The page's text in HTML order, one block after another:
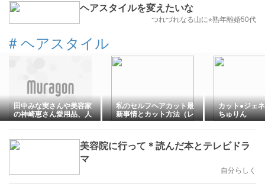
ヘアスタイルを変えたいな
つれづれなる山に⭐︎熟年離婚50代
# ヘアスタイル
田中みな実さんや美容家
の神崎恵さん愛用品、人
気のラブクロム
私のセルフヘアカット最
新事情とカット方法（レ
ディースバリカン、シェ
イパー、ハサミ）
カット●ジェ
ちゅりん
美容院に行って＊読んだ本とテレビドラ
マ
自分らしく